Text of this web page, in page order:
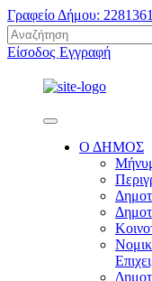
Γραφείο Δήμου:
Είσοδος Εγγραφή
Ο ΔΗΜΟΣ